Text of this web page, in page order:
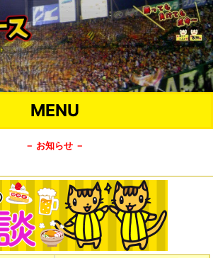
MENU
－ お知らせ －